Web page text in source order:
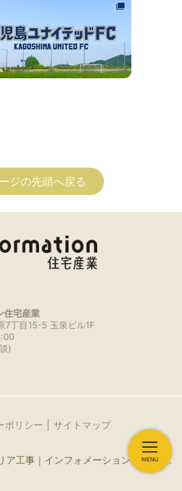
ジの先頭へ戻る
住宅産業
丁目15-5 玉泉ビル1F
)
ポリシー サイトマップ
工事｜インフォメーション住宅産業.